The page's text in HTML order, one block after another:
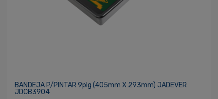
BANDEJA P/PINTAR 9plg (405mm X 293mm) JADEVER
JDCB3904